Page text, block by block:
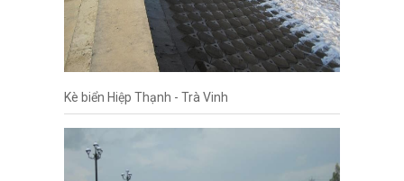
Kè biển Hiệp Thạnh - Trà Vinh